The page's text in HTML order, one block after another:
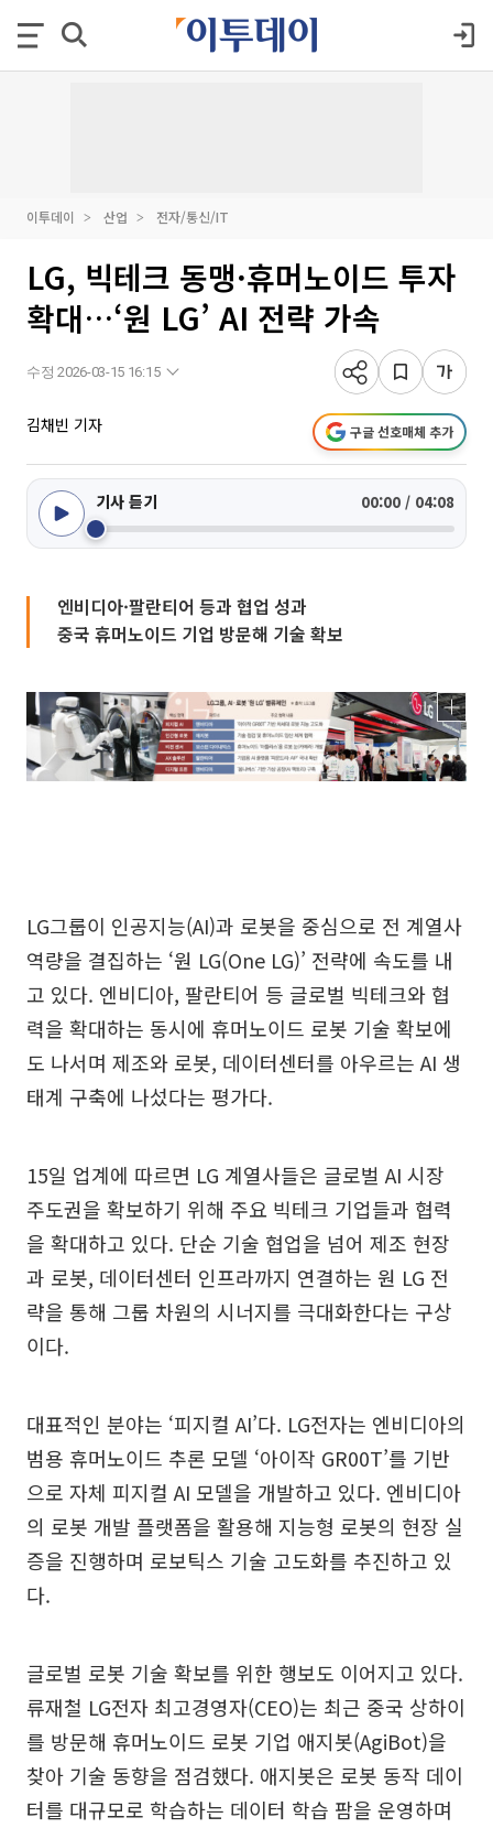
이투데이 산업 전자/통신/IT
LG, 빅테크 동맹·휴머노이드 투자
확대…‘원 LG’ AI 전략 가속
수정 2026-03-15 16:15
김채빈 기자 구글 선호매체 추가
기사 듣기 00:00 / 04:08
엔비디아·팔란티어 등과 협업 성과
중국 휴머노이드 기업 방문해 기술 확보
LG그룹이 인공지능(AI)과 로봇을 중심으로 전 계열사
역량을 결집하는 ‘원 LG(One LG)’ 전략에 속도를 내
고 있다. 엔비디아, 팔란티어 등 글로벌 빅테크와 협
력을 확대하는 동시에 휴머노이드 로봇 기술 확보에
도 나서며 제조와 로봇, 데이터센터를 아우르는 AI 생
태계 구축에 나섰다는 평가다.
15일 업계에 따르면 LG 계열사들은 글로벌 AI 시장
주도권을 확보하기 위해 주요 빅테크 기업들과 협력
을 확대하고 있다. 단순 기술 협업을 넘어 제조 현장
과 로봇, 데이터센터 인프라까지 연결하는 원 LG 전
략을 통해 그룹 차원의 시너지를 극대화한다는 구상
이다.
대표적인 분야는 ‘피지컬 AI’다. LG전자는 엔비디아의
범용 휴머노이드 추론 모델 ‘아이작 GR00T’를 기반
으로 자체 피지컬 AI 모델을 개발하고 있다. 엔비디아
의 로봇 개발 플랫폼을 활용해 지능형 로봇의 현장 실
증을 진행하며 로보틱스 기술 고도화를 추진하고 있
다.
글로벌 로봇 기술 확보를 위한 행보도 이어지고 있다.
류재철 LG전자 최고경영자(CEO)는 최근 중국 상하이
를 방문해 휴머노이드 로봇 기업 애지봇(AgiBot)을
찾아 기술 동향을 점검했다. 애지봇은 로봇 동작 데이
터를 대규모로 학습하는 데이터 학습 팜을 운영하며